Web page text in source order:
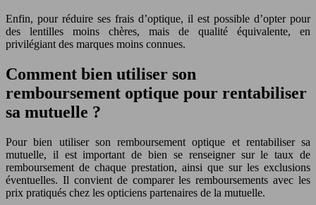
Enfin, pour réduire ses frais d’optique, il est possible d’opter pour
des lentilles moins chères, mais de qualité équivalente, en
privilégiant des marques moins connues.
Comment bien utiliser son
remboursement optique pour rentabiliser
sa mutuelle ?
Pour bien utiliser son remboursement optique et rentabiliser sa
mutuelle, il est important de bien se renseigner sur le taux de
remboursement de chaque prestation, ainsi que sur les exclusions
éventuelles. Il convient de comparer les remboursements avec les
prix pratiqués chez les opticiens partenaires de la mutuelle.